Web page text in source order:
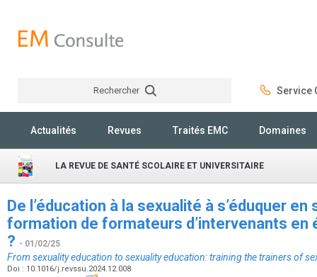
Rechercher Service
Actualités Revues Traités EMC Domaines
LA REVUE DE SANTÉ SCOLAIRE ET UNIVERSITAIRE
De l’éducation à la sexualité à s’éduquer
formation de formateurs d’intervenants en
? - 01/02/25
From sexuality education to sexuality education: training the trainers of
Doi : 10.1016/j.revssu.2024.12.008